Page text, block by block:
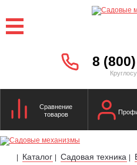
8
Сравнение
товаров
| Каталог | Садовая техника |